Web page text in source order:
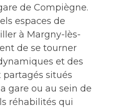
de Compiègne.
espaces de
à Margny-lès-
de se tourner
et des
partagés situés
gare ou au sein de
réhabilités qui